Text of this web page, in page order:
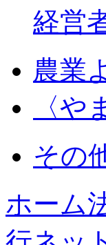
経営
農業
〈や
その
ホーム